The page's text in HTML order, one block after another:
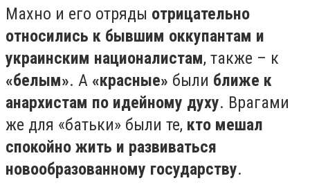
Махно и его отряды отрицательно
относились к бывшим оккупантам и
украинским националистам, также – к
«белым». А «красные» были ближе к
анархистам по идейному духу. Врагами
же для «батьки» были те, кто мешал
спокойно жить и развиваться
новообразованному государству.⠀